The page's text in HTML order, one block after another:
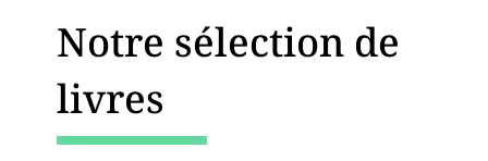
Notre sélection de
livres